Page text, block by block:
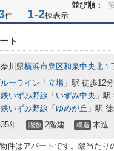
並び順：
件 1-2棟表示
ト
川県横浜市泉区和泉中央北 １
ーライン 「 立場 」駅 徒歩12分
いずみ野線 「 いずみ中央 」
いずみ野線 「 ゆめが丘 」駅
年 階数 2階建 構造 木造
件はアパートです。陽当た